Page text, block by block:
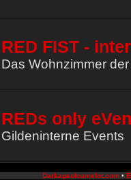
RED FIST -
Das Wohnzimmer
REDs only
Gildeninterne Events
Darkageofcamelot.com •